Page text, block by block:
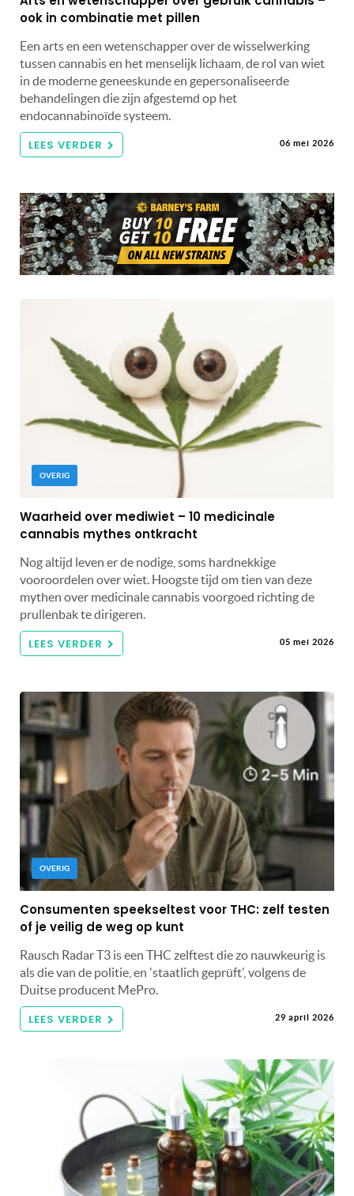
ook in combinatie met pillen
Een arts en een wetenschapper over de wisselwerking
tussen cannabis en het menselijk lichaam, de rol van wiet
in de moderne geneeskunde en gepersonaliseerde
behandelingen die zijn afgestemd op het
endocannabinoïde systeem.
LEES VERDER 06 mei 2026
OVERIG
Waarheid over mediwiet – 10 medicinale
cannabis mythes ontkracht
Nog altijd leven er de nodige, soms hardnekkige
vooroordelen over wiet. Hoogste tijd om tien van deze
mythen over medicinale cannabis voorgoed richting de
prullenbak te dirigeren.
LEES VERDER 05 mei 2026
OVERIG
Consumenten speekseltest voor THC: zelf testen
of je veilig de weg op kunt
Rausch Radar T3 is een THC zelftest die zo nauwkeurig is
als die van de politie, en 'staatlich geprüft', volgens de
Duitse producent MePro.
LEES VERDER 29 april 2026